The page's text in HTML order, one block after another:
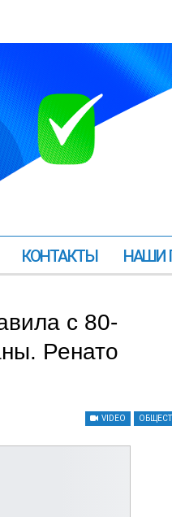
КОНТАКТЫ НАШИ
с 80-
Ренато
VIDEO